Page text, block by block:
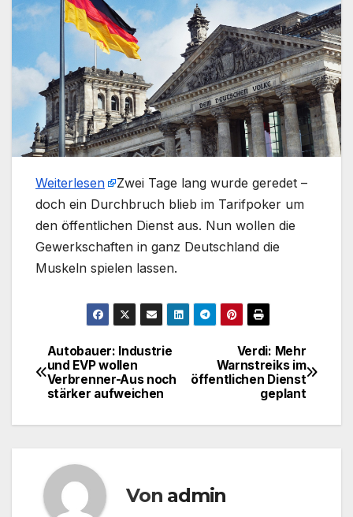
Weiterlesen
​Zwei Tage lang wurde geredet –
doch ein Durchbruch blieb im Tarifpoker um
den öffentlichen Dienst aus. Nun wollen die
Gewerkschaften in ganz Deutschland die
Muskeln spielen lassen.
BeitragsnavigationVerdi: Mehr
Warnstreiks im
öffentlichen Dienst
geplant
Autobauer: Industrie
und EVP wollen
Verbrenner-Aus noch
stärker aufweichen
Von admin